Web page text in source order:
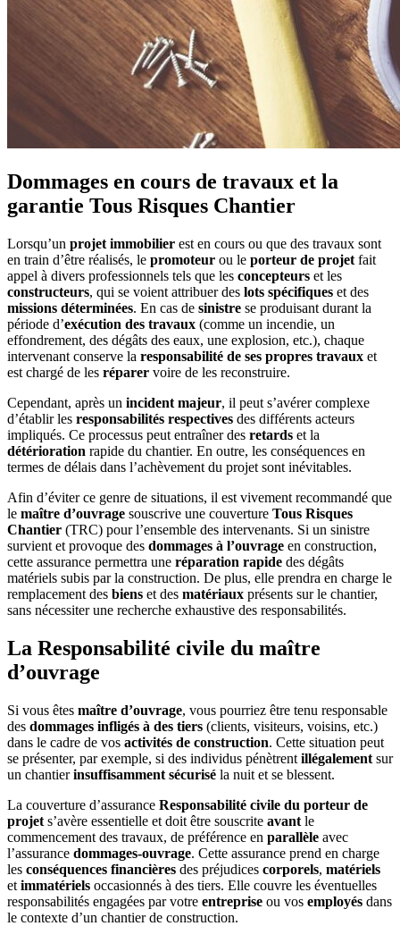
Dommages en cours de travaux et la
garantie Tous Risques Chantier
Lorsqu’un projet immobilier est en cours ou que des travaux sont
en train d’être réalisés, le promoteur ou le porteur de projet fait
appel à divers professionnels tels que les concepteurs et les
constructeurs, qui se voient attribuer des lots spécifiques et des
missions déterminées. En cas de sinistre se produisant durant la
période d’exécution des travaux (comme un incendie, un
effondrement, des dégâts des eaux, une explosion, etc.), chaque
intervenant conserve la responsabilité de ses propres travaux et
est chargé de les réparer voire de les reconstruire.
Cependant, après un incident majeur, il peut s’avérer complexe
d’établir les responsabilités respectives des différents acteurs
impliqués. Ce processus peut entraîner des retards et la
détérioration rapide du chantier. En outre, les conséquences en
termes de délais dans l’achèvement du projet sont inévitables.
Afin d’éviter ce genre de situations, il est vivement recommandé que
le maître d’ouvrage souscrive une couverture Tous Risques
Chantier (TRC) pour l’ensemble des intervenants. Si un sinistre
survient et provoque des dommages à l’ouvrage en construction,
cette assurance permettra une réparation rapide des dégâts
matériels subis par la construction. De plus, elle prendra en charge le
remplacement des biens et des matériaux présents sur le chantier,
sans nécessiter une recherche exhaustive des responsabilités.
La Responsabilité civile du maître
d’ouvrage
Si vous êtes maître d’ouvrage, vous pourriez être tenu responsable
des dommages infligés à des tiers (clients, visiteurs, voisins, etc.)
dans le cadre de vos activités de construction. Cette situation peut
se présenter, par exemple, si des individus pénètrent illégalement sur
un chantierinsuffisamment sécurisé la nuit et se blessent.
La couverture d’assurance Responsabilité civile du porteur de
projet s’avère essentielle et doit être souscrite avant le
commencement des travaux, de préférence en parallèle avec
l’assurance dommages-ouvrage. Cette assurance prend en charge
les conséquences financières des préjudices corporels, matériels
et immatériels occasionnés à des tiers. Elle couvre les éventuelles
responsabilités engagées par votre entreprise ou vos employés dans
le contexte d’un chantier de construction.